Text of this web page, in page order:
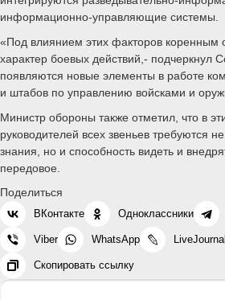
информационно-управляющие системы.
«Под влиянием этих факторов коренным
характер боевых действий,- подчеркнул
появляются новые элементы в работе
и штабов по управлению войсками и
Министр обороны также отметил, что в
руководителей всех звеньев требуются
знания, но и способность видеть и
передовое.
Поделиться
ВКонтакте Одноклассники
Viber WhatsApp LiveJournal
Скопировать ссылку